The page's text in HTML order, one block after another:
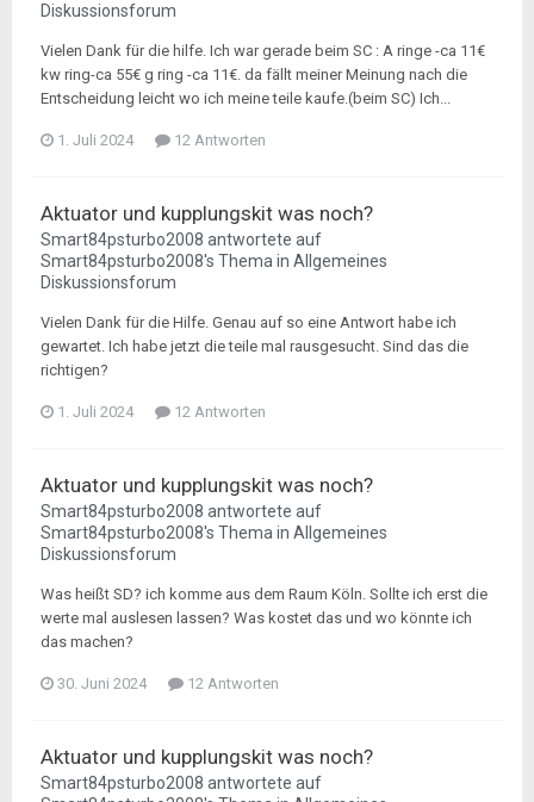
Diskussionsforum
Vielen Dank für die hilfe. Ich war gerade beim SC : A ringe -ca 11€
kw ring-ca 55€ g ring -ca 11€. da fällt meiner Meinung nach die
Entscheidung leicht wo ich meine teile kaufe.(beim SC) Ich...
1. Juli 2024 12 Antworten
Aktuator und kupplungskit was noch?
Smart84psturbo2008 antwortete auf
Smart84psturbo2008's Thema in Allgemeines
Diskussionsforum
Vielen Dank für die Hilfe. Genau auf so eine Antwort habe ich
gewartet. Ich habe jetzt die teile mal rausgesucht. Sind das die
richtigen?
1. Juli 2024 12 Antworten
Aktuator und kupplungskit was noch?
Smart84psturbo2008 antwortete auf
Smart84psturbo2008's Thema in Allgemeines
Diskussionsforum
Was heißt SD? ich komme aus dem Raum Köln. Sollte ich erst die
werte mal auslesen lassen? Was kostet das und wo könnte ich
das machen?
30. Juni 2024 12 Antworten
Aktuator und kupplungskit was noch?
Smart84psturbo2008 antwortete auf